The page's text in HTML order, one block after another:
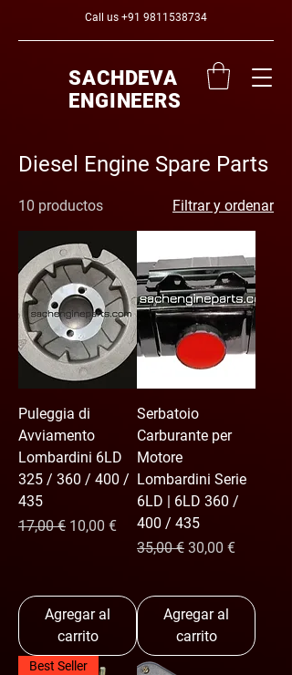
Call us +91 9811538734
SACHDEVA
ENGINEERS
Diesel Engine Spare Parts
10 productos Filtrar y ordenar
Puleggia di
Avviamento
Lombardini 6LD
325 / 360 / 400 /
435
Precio
17,00 € Precio de oferta
10,00 €
Agregar al
carrito
Serbatoio
Carburante per
Motore
Lombardini Serie
6LD | 6LD 360 /
400 / 435
Precio
35,00 € Precio de oferta
30,00 €
Agregar al
carrito
Best Seller